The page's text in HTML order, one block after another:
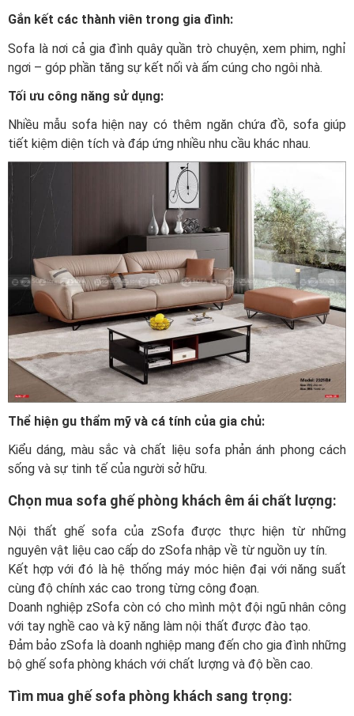
Gắn kết các thành viên trong gia đình:
Sofa là nơi cả gia đình quây quần trò chuyện, xem phim, nghỉ
ngơi – góp phần tăng sự kết nối và ấm cúng cho ngôi nhà.
Tối ưu công năng sử dụng:
Nhiều mẫu sofa hiện nay có thêm ngăn chứa đồ, sofa giúp
tiết kiệm diện tích và đáp ứng nhiều nhu cầu khác nhau.
Thể hiện gu thẩm mỹ và cá tính của gia chủ:
Kiểu dáng, màu sắc và chất liệu sofa phản ánh phong cách
sống và sự tinh tế của người sở hữu.
Chọn mua sofa ghế phòng khách êm ái chất lượng:
Nội thất ghế sofa của zSofa được thực hiện từ những
nguyên vật liệu cao cấp do zSofa nhập về từ nguồn uy tín.
Kết hợp với đó là hệ thống máy móc hiện đại với năng suất
cùng độ chính xác cao trong từng công đoạn.
Doanh nghiệp zSofa còn có cho mình một đội ngũ nhân công
với tay nghề cao và kỹ năng làm nội thất được đào tạo.
Đảm bảo zSofa là doanh nghiệp mang đến cho gia đình những
bộ ghế sofa phòng khách với chất lượng và độ bền cao.
Tìm mua ghế sofa phòng khách sang trọng: